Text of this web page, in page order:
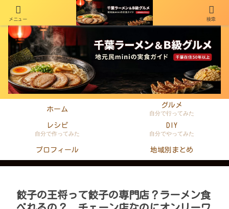
千葉在住50年以上のminiがラーメン・町中華・B級グルメを本音レビュー
ホーム
グルメ
自分で行ってみた
レシピ
自分で作ってみた
DIY
自分でやってみた
プロフィール 地域別まとめ
餃子の王将って餃子の専門店？ラーメン食
メニュー 検索